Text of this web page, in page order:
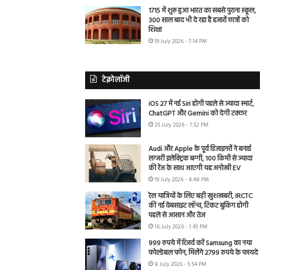
1715 में शुरू हुआ भारत का सबसे पुराना स्कूल,
300 साल बाद भी दे रहा है हजारों छात्रों को
शिक्षा
19 July 2026 - 7:14 PM
टेक्नोलॉजी
iOS 27 में नई Siri होगी पहले से ज्यादा स्मार्ट,
ChatGPT और Gemini को देगी टक्कर
25 July 2026 - 7:52 PM
Audi और Apple के पूर्व डिजाइनरों ने बनाई
लग्जरी इलेक्ट्रिक बग्गी, 100 किमी से ज्यादा
की रेंज के साथ आएगी यह अनोखी EV
19 July 2026 - 4:48 PM
रेल यात्रियों के लिए बड़ी खुशखबरी, IRCTC
की नई वेबसाइट लॉन्च, टिकट बुकिंग होगी
पहले से आसान और तेज
16 July 2026 - 1:45 PM
999 रुपये में रिजर्व करें Samsung का नया
फोल्डेबल फोन, मिलेंगे 2799 रुपये के फायदे
8 July 2026 - 5:54 PM